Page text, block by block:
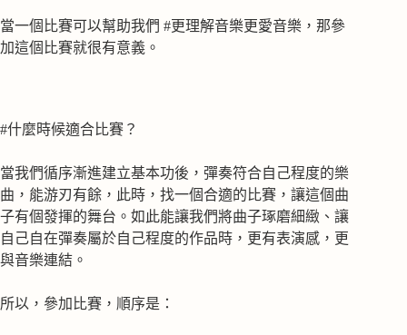
當一個比賽可以幫助我們 #更理解音樂更愛音樂，那參
加這個比賽就很有意義。
#什麼時候適合比賽？
當我們循序漸進建立基本功後，彈奏符合自己程度的樂
曲，能游刃有餘，此時，找一個合適的比賽，讓這個曲
子有個發揮的舞台。如此能讓我們將曲子琢磨細緻、讓
自己自在彈奏屬於自己程度的作品時，更有表演感，更
與音樂連結。
所以，參加比賽，順序是：